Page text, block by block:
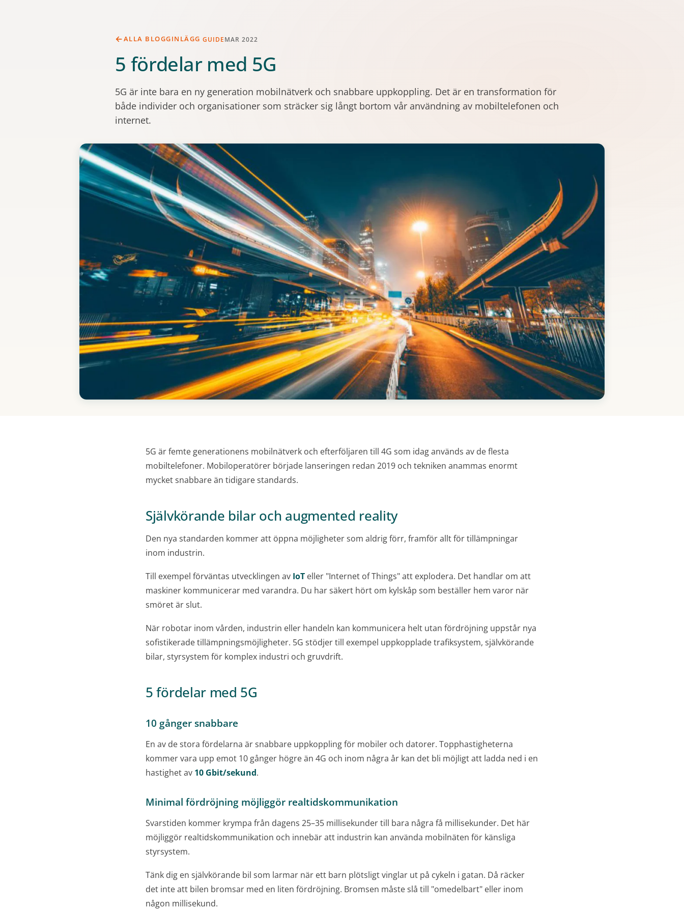
ALLA BLOGGINLÄGG GUIDEMAR 2022
5 fördelar med 5G
5G är inte bara en ny generation mobilnätverk och snabbare uppkoppling. Det är en transformation för
både individer och organisationer som sträcker sig långt bortom vår användning av mobiltelefonen och
internet.
5G är femte generationens mobilnätverk och efterföljaren till 4G som idag används av de flesta
mobiltelefoner. Mobiloperatörer började lanseringen redan 2019 och tekniken anammas enormt
mycket snabbare än tidigare standards.
Självkörande bilar och augmented reality
Den nya standarden kommer att öppna möjligheter som aldrig förr, framför allt för tillämpningar
inom industrin.
Till exempel förväntas utvecklingen av IoT eller "Internet of Things" att explodera. Det handlar om att
maskiner kommunicerar med varandra. Du har säkert hört om kylskåp som beställer hem varor när
smöret är slut.
När robotar inom vården, industrin eller handeln kan kommunicera helt utan fördröjning uppstår nya
sofistikerade tillämpningsmöjligheter. 5G stödjer till exempel uppkopplade trafiksystem, självkörande
bilar, styrsystem för komplex industri och gruvdrift.
5 fördelar med 5G
10 gånger snabbare
En av de stora fördelarna är snabbare uppkoppling för mobiler och datorer. Topphastigheterna
kommer vara upp emot 10 gånger högre än 4G och inom några år kan det bli möjligt att ladda ned i en
hastighet av 10 Gbit/sekund.
Minimal fördröjning möjliggör realtidskommunikation
Svarstiden kommer krympa från dagens 25–35 millisekunder till bara några få millisekunder. Det här
möjliggör realtidskommunikation och innebär att industrin kan använda mobilnäten för känsliga
styrsystem.
Tänk dig en självkörande bil som larmar när ett barn plötsligt vinglar ut på cykeln i gatan. Då räcker
det inte att bilen bromsar med en liten fördröjning. Bromsen måste slå till "omedelbart" eller inom
någon millisekund.